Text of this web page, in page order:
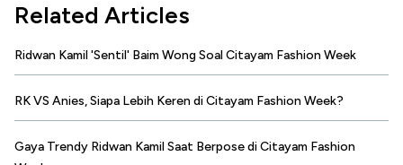
Related Articles
Ridwan Kamil 'Sentil' Baim Wong Soal Citayam Fashion Week
RK VS Anies, Siapa Lebih Keren di Citayam Fashion Week?
Gaya Trendy Ridwan Kamil Saat Berpose di Citayam Fashion